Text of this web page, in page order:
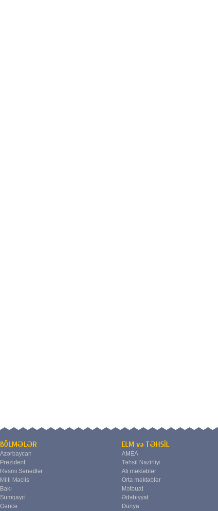
BÖLMƏLƏR
Azərbaycan
Prezident
Rəsmi Sənədlər
Milli Məclis
Bakı
Sumqayıt
Gəncə
ELM və TƏHSİL
AMEA
Təhsil Nazirliyi
Ali məktəblər
Orta məktəblər
Mətbuat
Ədəbiyyat
Dünya